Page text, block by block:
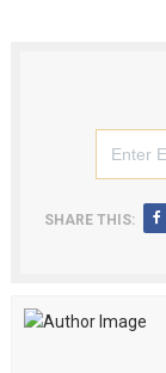
SHARE THIS: